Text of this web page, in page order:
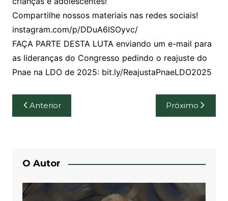
Compartilhe nossos materiais nas redes sociais!
instagram.com/p/DDuA6ISOyvc/
FAÇA PARTE DESTA LUTA enviando um e-mail para
as lideranças do Congresso pedindo o reajuste do
Pnae na LDO de 2025: bit.ly/ReajustaPnaeLDO2025
Navegação
de
Anterior Próximo
O Autor